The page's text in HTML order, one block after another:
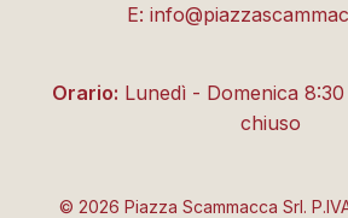
E:
Orario: Lunedì - Domenica
chiuso
© 2026 Piazza Scammacca Srl.